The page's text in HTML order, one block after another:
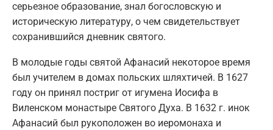
серьезное образование, знал богословскую и
историческую литературу, о чем свидетельствует
сохранившийся дневник святого.
В молодые годы святой Афанасий некоторое время
был учителем в домах польских шляхтичей. В 1627
году он принял постриг от игумена Иосифа в
Виленском монастыре Святого Духа. В 1632 г. инок
Афанасий был рукоположен во иеромонаха и